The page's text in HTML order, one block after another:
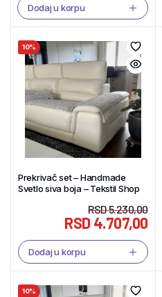
Dodaj u korpu
10%
Prekrivač set – Handmade
Svetlo siva boja – Tekstil Shop
RSD5.230,00
RSD4.707,00
Dodaj u korpu
10%